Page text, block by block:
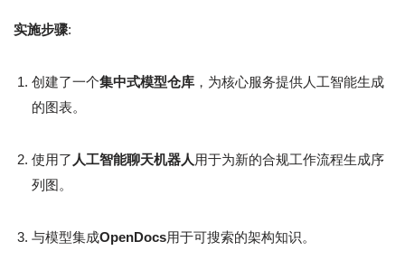
实施步骤:
创建了一个集中式模型仓库 ，为核心服务提供人工智能生成
的图表。
使用了 人工智能聊天机器人 用于为新的合规工作流程生成序
列图。
与模型集成OpenDocs用于可搜索的架构知识。